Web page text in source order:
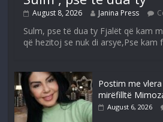
August 8, 2026 Janina Press
Sulm, pse të dua ty Fjalët që kam
që hezitoj se nuk di arsye,Pse kam
Postim me
mirëfilltë
August 6, 2026